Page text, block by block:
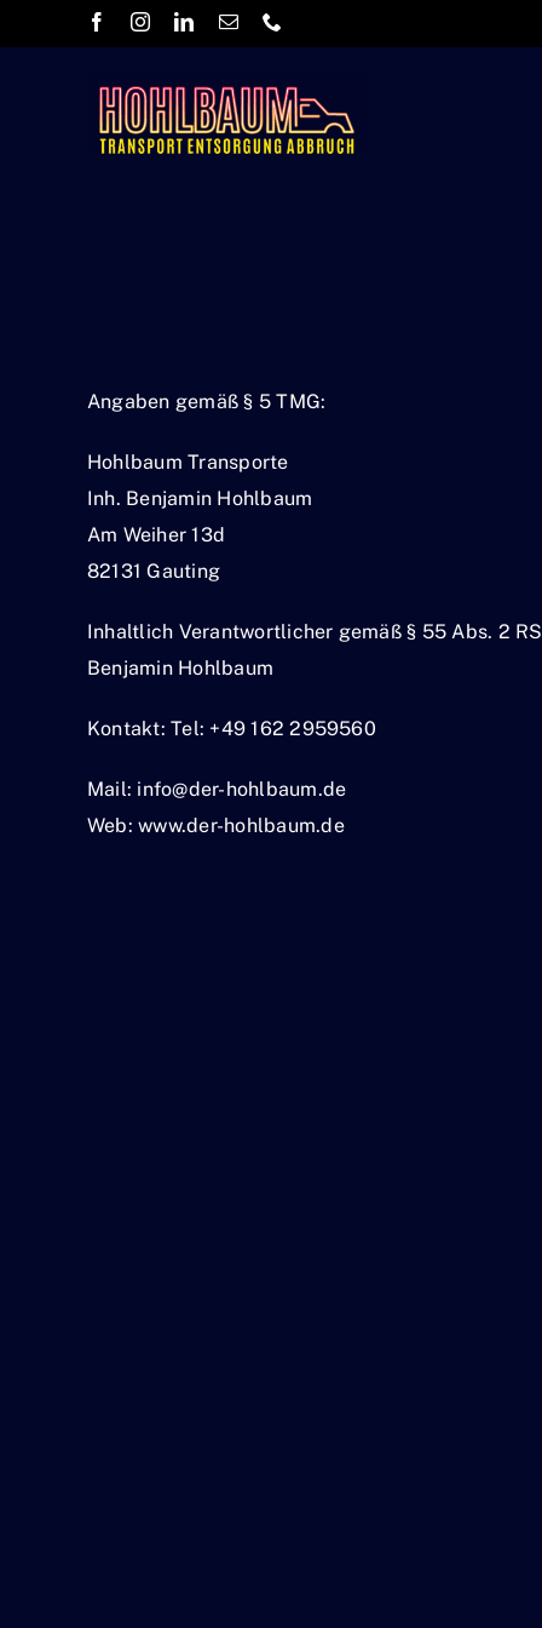
to
Angaben gemäß § 5 TMG:
Hohlbaum Transporte
Inh. Benjamin Hohlbaum
Am Weiher 13d
82131 Gauting
Inhaltlich Verantwortlicher gemäß § 55 Abs. 2
Benjamin Hohlbaum
Kontakt: Tel: +49 162 2959560
Mail: info@der-hohlbaum.de
Web: www.der-hohlbaum.de